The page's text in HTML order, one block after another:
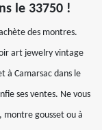
le 33750 !
des montres.
art jewelry vintage
à Camarsac dans le
ses ventes. Ne vous
montre gousset ou à